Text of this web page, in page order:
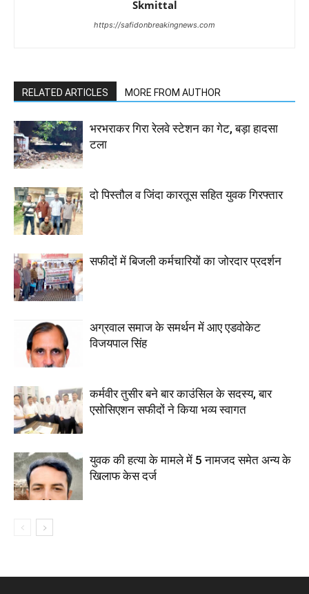
Skmittal
https://safidonbreakingnews.com
RELATED ARTICLES MORE FROM AUTHOR
भरभराकर गिरा रेलवे स्टेशन का गेट, बड़ा हादसा
टला
दो पिस्तौल व जिंदा कारतूस सहित युवक गिरफ्तार
सफीदों में बिजली कर्मचारियों का जोरदार प्रदर्शन
अग्रवाल समाज के समर्थन में आए एडवोकेट
विजयपाल सिंह
कर्मवीर तुसीर बने बार काउंसिल के सदस्य, बार
एसोसिएशन सफीदों ने किया भव्य स्वागत
युवक की हत्या के मामले में 5 नामजद समेत अन्य के
खिलाफ केस दर्ज